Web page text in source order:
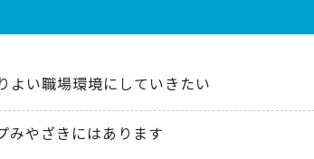
よい職場環境にしていきたい
みやざきにはあります